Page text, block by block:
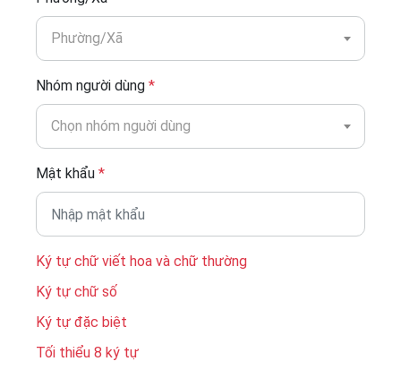
Phường/Xã
Nhóm người dùng *
Chọn nhóm nguời dùng
Mật khẩu *
Ký tự chữ viết hoa và chữ thường
Ký tự chữ số
Ký tự đặc biệt
Tối thiểu 8 ký tự